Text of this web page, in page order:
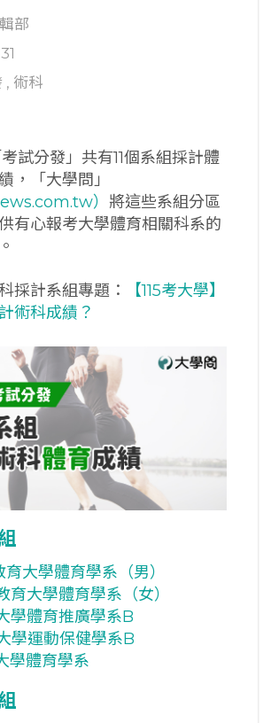
部
, 術科
試分發」共有11個系組採計體
，「大學問」
） 將這些系組分區
有心報考大學體育相關科系的
採計系組專題：
【115考大學】
術科成績？
大學體育學系（男）
育大學體育學系（女）
學體育推廣學系B
學運動保健學系B
學體育學系